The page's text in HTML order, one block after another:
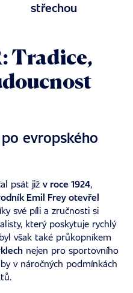
střechou
Tradice,
evropského
psát jižv roce 1924,
Emil Frey otevřel
své píli a zručnosti si
který poskytuje rychlý
však také průkopníkem
nejen pro sportovního
v náročných podmínkách